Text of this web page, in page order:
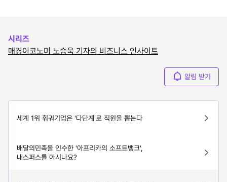
시리즈
매경이코노미 노승욱 기자의 비즈니스 인사이트
알림 받기
세계 1위 훠궈기업은 '다단계'로 직원을 뽑는다
배달의민족을 인수한 '아프리카의 소프트뱅크',
내스퍼스를 아시나요?